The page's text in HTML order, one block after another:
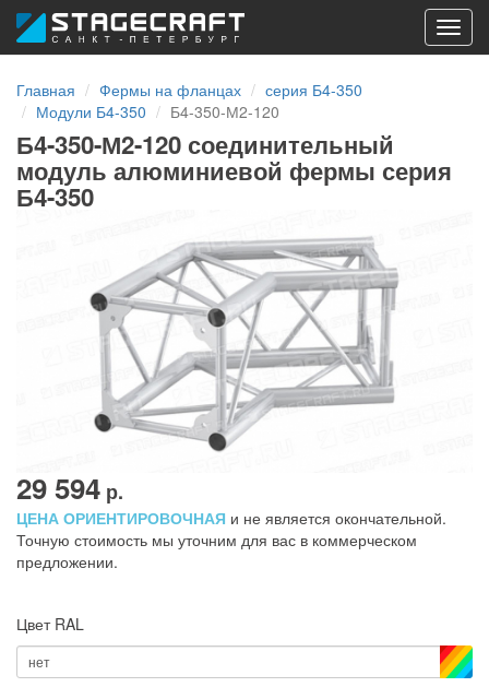
Главная
Фермы на фланцах
серия Б4-350
Модули Б4-350
Б4-350-М2-120
Б4-350-М2-120 соединительный
модуль алюминиевой фермы серия
Б4-350
29 594 р.
ЦЕНА ОРИЕНТИРОВОЧНАЯ и не является окончательной.
Точную стоимость мы уточним для вас в коммерческом
предложении.
Цвет RAL
нет